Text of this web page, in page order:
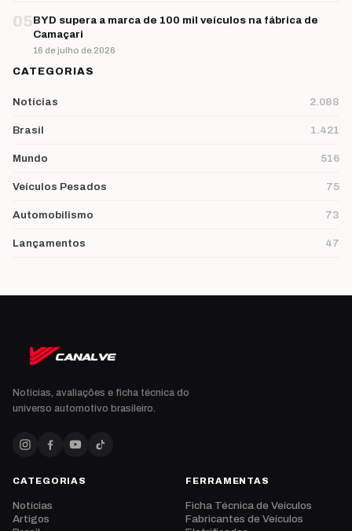
05BYD supera a marca de 100 mil veículos na fábrica de
Camaçari
16 de julho de 2026
CATEGORIAS
Notícias 2.088
Brasil 1.421
Mundo 516
Veículos Pesados 75
Automobilismo 73
Lançamentos 47
Notícias, avaliações e ficha técnica do
universo automotivo brasileiro.
CATEGORIAS
Notícias
Artigos
FERRAMENTAS
Ficha Técnica de Veículos
Fabricantes de Veículos